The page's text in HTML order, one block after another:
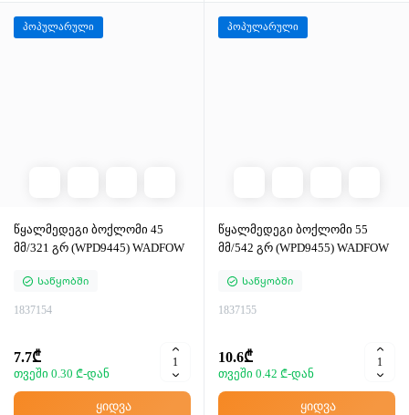
პოპულარული
წყალმედეგი ბოქლომი 45
მმ/321 გრ (WPD9445) WADFOW
Საწყობში
1837154
7.7₾
თვეში 0.30 ₾-დან
ყიდვა
პოპულარული
წყალმედეგი ბოქლომი 55
მმ/542 გრ (WPD9455) WADFOW
Საწყობში
1837155
10.6₾
თვეში 0.42 ₾-დან
ყიდვა